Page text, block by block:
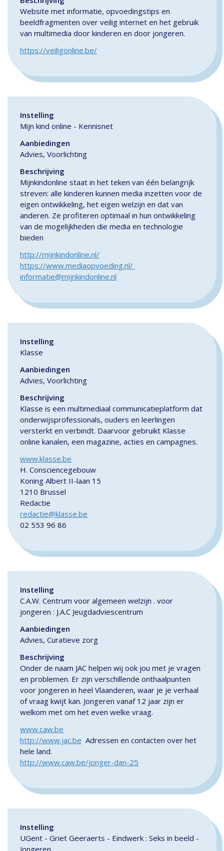
Website met informatie, opvoedingstips en
beeldfragmenten over veilig internet en het gebruik
van multimedia door kinderen en door jongeren.
https://veiligonline.be/
Instelling
Mijn kind online - Kennisnet
Aanbiedingen
Advies, Voorlichting
Beschrijving
Mijnkindonline staat in het teken van één belangrijk
streven: alle kinderen kunnen media inzetten voor de
eigen ontwikkeling, het eigen welzijn en dat van
anderen. Ze profiteren optimaal in hun ontwikkeling
van de mogelijkheden die media en technologie
bieden
http://mijnkindonline.nl/
https://www.mediaopvoeding.nl/
informatie@mijnkindonline.nl
Instelling
Klasse
Aanbiedingen
Advies, Voorlichting
Beschrijving
Klasse is een multimediaal communicatieplatform dat
onderwijsprofessionals, ouders en leerlingen
versterkt en verbindt. Daarvoor gebruikt Klasse
online kanalen, een magazine, acties en campagnes.
www.klasse.be
H. Consciencegebouw
Koning Albert II-laan 15
1210 Brussel
Redactie
redactie@klasse.be
02 553 96 86
Instelling
C.A.W. Centrum voor algemeen welzijn . voor
jongeren : J.A.C Jeugdadviescentrum
Aanbiedingen
Advies, Curatieve zorg
Beschrijving
Onder de naam JAC helpen wij ook jou met je vragen
en problemen. Er zijn verschillende onthaalpunten
voor jongeren in heel Vlaanderen, waar je je verhaal
of vraag kwijt kan. Jongeren vanaf 12 jaar zijn er
welkom met om het even welke vraag.
www.caw.be
http://www.jac.be Adressen en contacten over het
hele land.
http://www.caw.be/jonger-dan-25
Instelling
UGent - Griet Geeraerts - Eindwerk : Seks in beeld -
Jongeren